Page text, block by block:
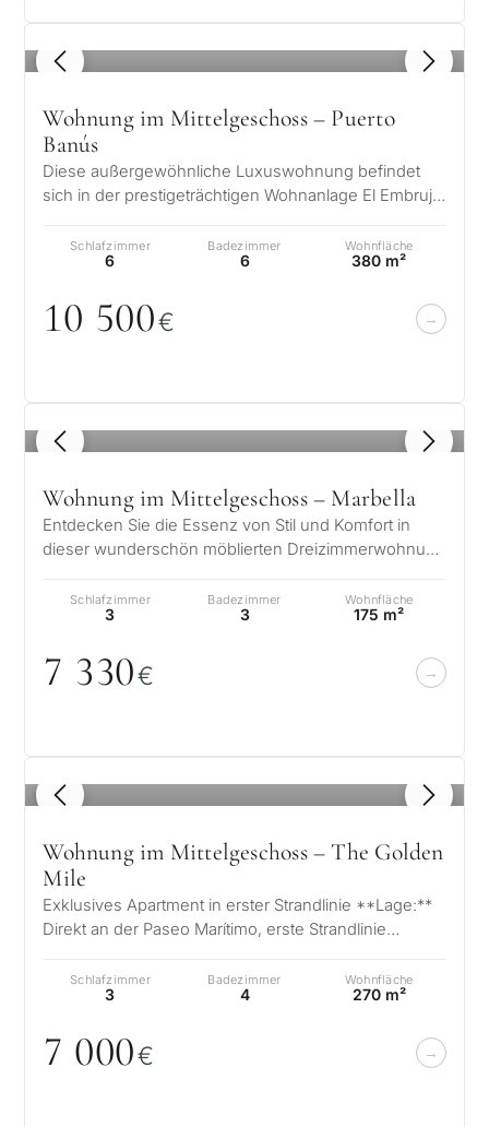
1 / 8
Wohnung im Mittelgeschoss – Puerto
Banús
Diese außergewöhnliche Luxuswohnung befindet
sich in der prestigeträchtigen Wohnanlage El Embrujo
Schlafzimmer
6
Badezimmer
6
Wohnfläche
380 m²
10 500€
1 / 8
Wohnung im Mittelgeschoss – Marbella
Entdecken Sie die Essenz von Stil und Komfort in
dieser wunderschön möblierten Dreizimmerwohnung
Schlafzimmer
3
Badezimmer
3
Wohnfläche
175 m²
7 330€
1 / 8
Wohnung im Mittelgeschoss – The Golden
Mile
Exklusives Apartment in erster Strandlinie **Lage:**
Direkt an der Paseo Marítimo, erste Strandlinie
Schlafzimmer
3
Badezimmer
4
Wohnfläche
270 m²
7 000€